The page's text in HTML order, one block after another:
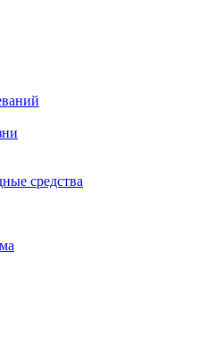
средства